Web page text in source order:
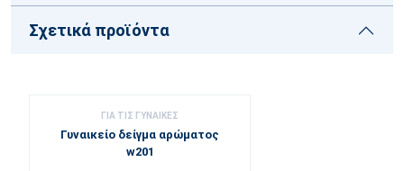
Σχετικά προϊόντα
ΓΙΑ ΤΙΣ ΓΥΝΑΊΚΕΣ
Γυναικείο δείγμα αρώματος
w201